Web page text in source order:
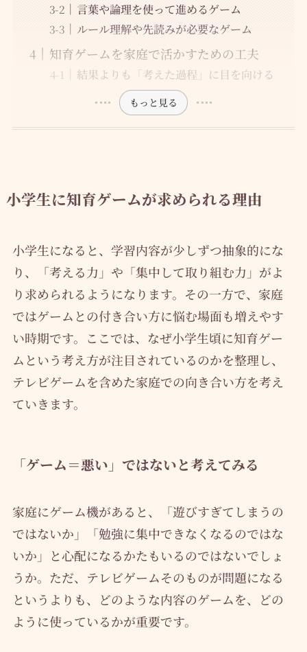
言葉や論理を使って進めるゲーム
ルール理解や先読みが必要なゲーム
知育ゲームを家庭で活かすための工夫
結果よりも「考えた過程」に目を向ける
もっと見る
小学生に知育ゲームが求められる理由
小学生になると、学習内容が少しずつ抽象的にな
り、「考える力」や「集中して取り組む力」がよ
り求められるようになります。その一方で、家庭
ではゲームとの付き合い方に悩む場面も増えやす
い時期です。ここでは、なぜ小学生頃に知育ゲー
ムという考え方が注目されているのかを整理し、
テレビゲームを含めた家庭での向き合い方を考え
ていきます。
「ゲーム＝悪い」ではないと考えてみる
家庭にゲーム機があると、「遊びすぎてしまうの
ではないか」「勉強に集中できなくなるのではな
いか」と心配になるかたもいるのではないでしょ
うか。ただ、テレビゲームそのものが問題になる
というよりも、どのような内容のゲームを、どの
ように使っているかが重要です。